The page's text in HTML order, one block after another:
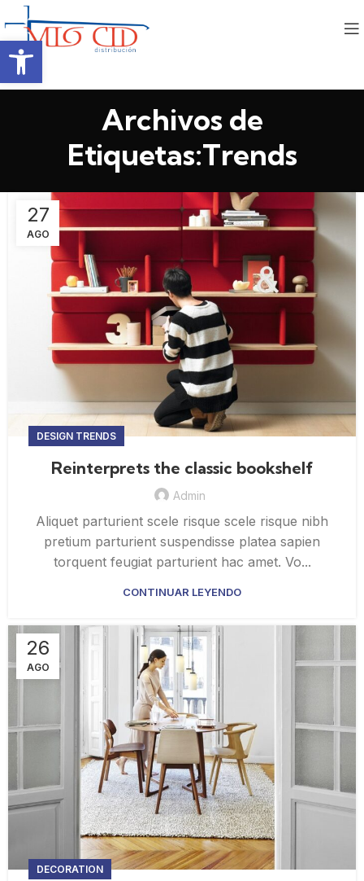
Abrir barra de herramientas
Archivos de
Etiquetas:Trends
27
AGO
DESIGN TRENDS
Reinterprets the classic bookshelf
Admin
Aliquet parturient scele risque scele risque nibh
pretium parturient suspendisse platea sapien
torquent feugiat parturient hac amet. Vo...
CONTINUAR LEYENDO
26
AGO
DECORATION